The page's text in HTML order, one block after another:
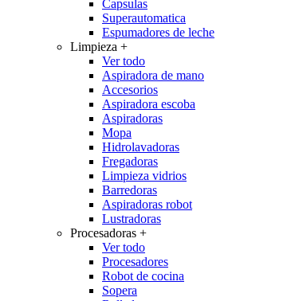
Capsulas
Superautomatica
Espumadores de leche
Limpieza +
Ver todo
Aspiradora de mano
Accesorios
Aspiradora escoba
Aspiradoras
Mopa
Hidrolavadoras
Fregadoras
Limpieza vidrios
Barredoras
Aspiradoras robot
Lustradoras
Procesadoras +
Ver todo
Procesadores
Robot de cocina
Sopera